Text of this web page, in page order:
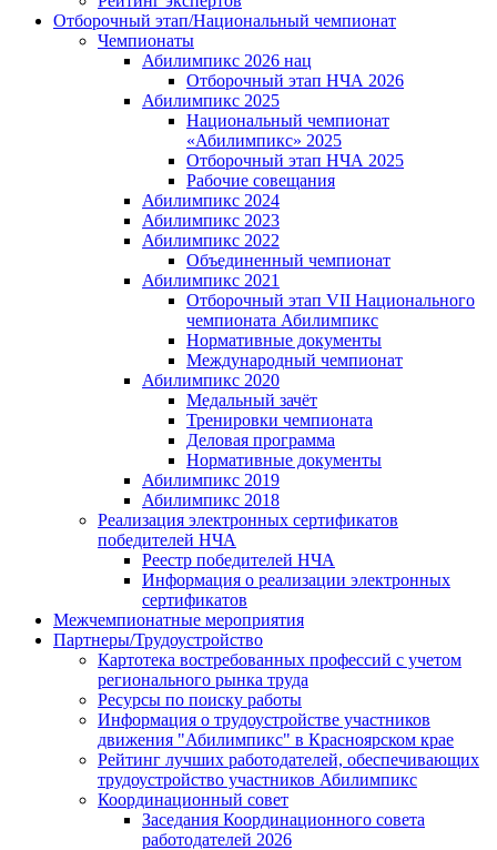
Отборочный этап/Национальный чемпионат
Чемпионаты
Абилимпикс 2026 нац
Отборочный этап НЧА 2026
Абилимпикс 2025
Национальный чемпионат
«Абилимпикс» 2025
Отборочный этап НЧА 2025
Рабочие совещания
Абилимпикс 2024
Абилимпикс 2023
Абилимпикс 2022
Объединенный чемпионат
Абилимпикс 2021
Отборочный этап VII Национального
чемпионата Абилимпикс
Нормативные документы
Международный чемпионат
Абилимпикс 2020
Медальный зачёт
Тренировки чемпионата
Деловая программа
Нормативные документы
Абилимпикс 2019
Абилимпикс 2018
Реализация электронных сертификатов
победителей НЧА
Реестр победителей НЧА
Информация о реализации электронных
сертификатов
Межчемпионатные мероприятия
Партнеры/Трудоустройство
Картотека востребованных профессий с учетом
регионального рынка труда
Ресурсы по поиску работы
Информация о трудоустройстве участников
движения "Абилимпикс" в Красноярском крае
Рейтинг лучших работодателей, обеспечивающих
трудоустройство участников Абилимпикс
Координационный совет
Заседания Координационного совета
работодателей 2026